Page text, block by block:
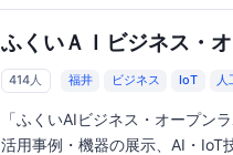
ふくいＡＩビジネス・
414人 福井 ビジネス IoT 人
「ふくいAIビジネス・オープン
活用事例・機器の展示、AI・IoT